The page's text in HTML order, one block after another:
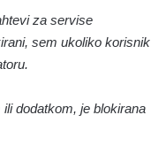
za servise
sem ukoliko korisnik
dodatkom, je blokirana